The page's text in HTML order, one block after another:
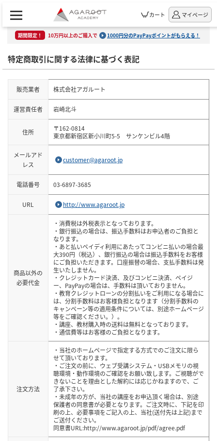
カート マイページ
期間限定！ 10万円以上のご購入で 1000円分のPayPayポイントがもらえる！
特定商取引に関する法律に基づく表記
販売業者 株式会社アガルート
運営責任者 岩崎北斗
住所
〒162-0814
東京都新宿区新小川町5-5 サンケンビル4階
メールアド
レス
customer@agaroot.jp
電話番号 03-6897-3685
URL http://www.agaroot.jp
商品以外の
必要代金
・消費税は外税表示となっております。
・銀行振込の場合は、振込手数料はお申込者のご負担と
なります。
・あと払いペイディ利用にあたってコンビニ払いの場合最
大390円（税込）、銀行振込の場合は振込手数料をお客様
にご負担いただきます。口座振替の場合、支払手数料は発
生いたしません。
・クレジットカード決済、及びコンビニ決済、ペイジ
ー、PayPayの場合は、手数料は頂いておりません。
・教育クレジットローンの分割払いをご利用になる場合に
は、分割手数料はお客様負担となります（分割手数料の
キャンペーン等の適用条件については、別途ホームページ
等をご確認ください。）。
・講座、教材購入時の送料は無料となっております。
・通信費等はお客様のご負担となります。
注文方法
・当社のホームページで指定する方式でのご注文に限ら
せて頂いております。
・ご注文の前に、ウェブ受講システム・USBメモリの視
聴環境・動作環境のご確認をお願い致します。ご視聴がで
きないことを理由とした解約には応じかねますので、ご
了承下さい。
・未成年の方が、当社の講座をお申込頂く場合は、別途
保護者の同意書が必要となります。ご注文時に、下記を印
刷の上、必要事項をご記入の上、当社(送付先は上記)まで
ご送付ください。
同意書URL:http://www.agaroot.jp/pdf/agree.pdf